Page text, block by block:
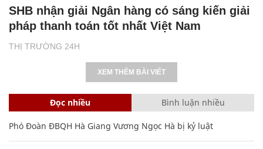
THỊ TRƯỜNG 24H
SHB nhận giải Ngân hàng có sáng kiến giải
pháp thanh toán tốt nhất Việt Nam
XEM THÊM BÀI VIẾT
Đọc nhiều Bình luận nhiều
Phó Đoàn ĐBQH Hà Giang Vương Ngọc Hà bị kỷ luật